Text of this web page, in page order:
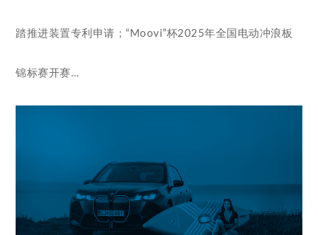
踏推进装置专利申请；“Moovi”杯2025年全国电动冲浪板
锦标赛开赛…